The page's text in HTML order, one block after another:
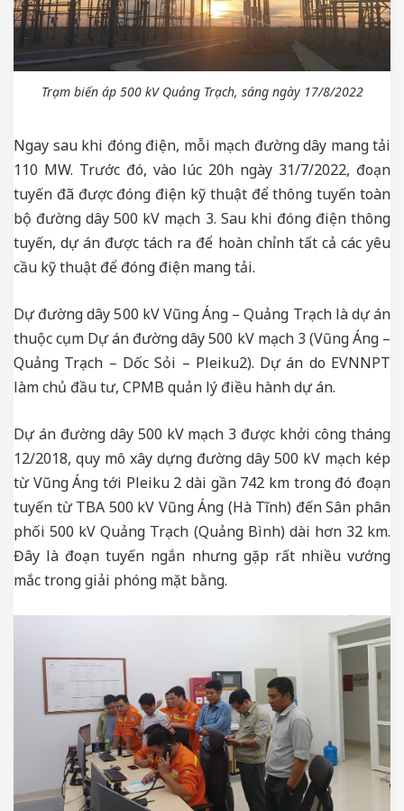
Trạm biến áp 500 kV Quảng Trạch, sáng ngày 17/8/2022
Ngay sau khi đóng điện, mỗi mạch đường dây mang tải
110 MW. Trước đó, vào lúc 20h ngày 31/7/2022, đoạn
tuyến đã được đóng điện kỹ thuật để thông tuyến toàn
bộ đường dây 500 kV mạch 3. Sau khi đóng điện thông
tuyến, dự án được tách ra để hoàn chỉnh tất cả các yêu
cầu kỹ thuật để đóng điện mang tải.
Dự đường dây 500 kV Vũng Áng – Quảng Trạch là dự án
thuộc cụm Dự án đường dây 500 kV mạch 3 (Vũng Áng –
Quảng Trạch – Dốc Sỏi – Pleiku2). Dự án do EVNNPT
làm chủ đầu tư, CPMB quản lý điều hành dự án.
Dự án đường dây 500 kV mạch 3 được khởi công tháng
12/2018, quy mô xây dựng đường dây 500 kV mạch kép
từ Vũng Áng tới Pleiku 2 dài gần 742 km trong đó đoạn
tuyến từ TBA 500 kV Vũng Áng (Hà Tĩnh) đến Sân phân
phối 500 kV Quảng Trạch (Quảng Bình) dài hơn 32 km.
Đây là đoạn tuyến ngắn nhưng gặp rất nhiều vướng
mắc trong giải phóng mặt bằng.